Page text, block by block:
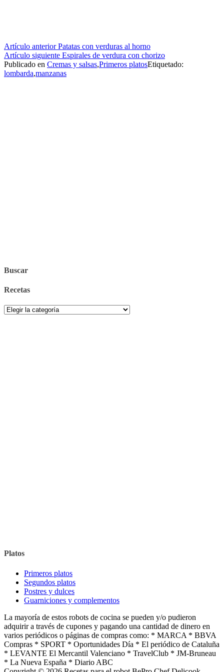
Seguir
leyendo
Artículo anteriorPatatas con verduras al horno
Artículo siguiente Espirales de verdura con chorizo
Publicado en Cremas y salsas,Primeros platosEtiquetado:
lombarda,manzanas
Buscar
Recetas
Recetas
Platos
Primeros platos
Segundos platos
Postres y dulces
Guarniciones y complementos
La mayoría de estos robots de cocina se pueden y/o pudieron
adquirir a través de cupones y pagando una cantidad de dinero en
varios periódicos o páginas de compras como: * MARCA * BBVA
Compras * SPORT * Oportunidades Día * El periódico de Cataluña
* LEVANTE El Mercantil Valenciano * TravelClub * JM-Bruneau
* La Nueva España * Diario ABC